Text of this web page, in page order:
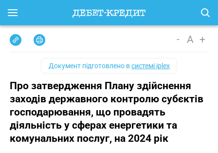
- A +
Документ підготовлено всистемі iplex
Про затвердження Плану здійснення
заходів державного контролю субєктів
господарювання, що провадять
діяльність у сферах енергетики та
комунальних послуг, на 2024 рік